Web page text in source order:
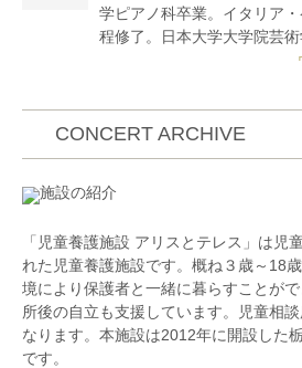
これまでにヴァイオリンを
博明、青木高志、Christian
楽を漆原啓子、風岡優、大
第17回“長江杯”国際音楽コ
国立音楽大学、群馬県より奨
Werner Hink、Paolo
ンマスタークラスを修了。
大学の推薦やオーディショ
国立音楽大学卒業演奏会、
同調会新人演奏会、第33回
学ピアノ科卒業。イタリア
程修了。日本大学大学院芸
楽芸術専攻・日本大学大学
部ティーチングアシスタン
大学院在学中、修了演奏会に
Valtidone国際音楽コンクール
2014年日・韓・中約94ヵ所
際音楽フェスティバルONE
演。韓国、江原道鉄原郡に
にてVn.&Pf.デュオ公演を行
ONE MONTH
CONCERT ARCHIVE
施設の紹介
「児童養護施設 アリスとテレス」は児
れた児童養護施設です。概ね３歳～18
境により保護者と一緒に暮らすことが
所後の自立も支援しています。児童相
なります。本施設は2012年に開設した
です。